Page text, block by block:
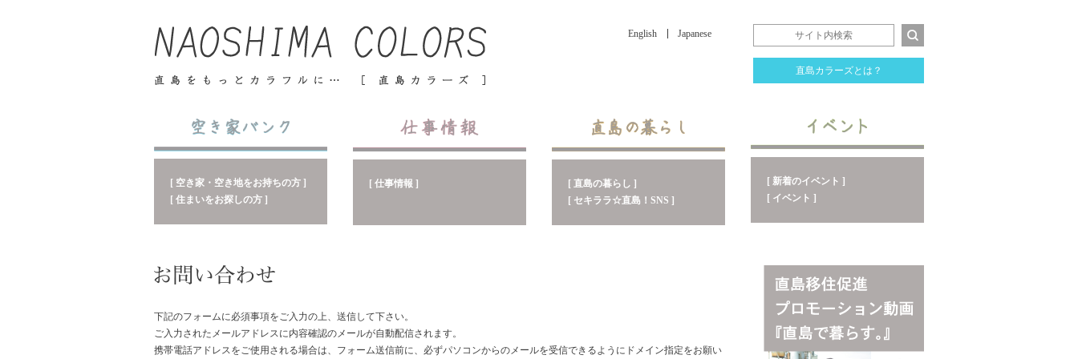
English Japanese
直島カラーズとは？
[ 空き家・空き地をお持ちの方 ]
[ 住まいをお探しの方 ]
[ 仕事情報 ]
[ 直島の暮らし ]
[ セキララ☆直島！SNS ]
[ 新着のイベント ]
[ イベント ]
下記のフォームに必須事項をご入力の上、送信して下さい。
ご入力されたメールアドレスに内容確認のメールが自動配信されます。
携帯電話アドレスをご使用される場合は、フォーム送信前に、必ずパソコンからのメールを受信できるようにドメイン指定をお願い